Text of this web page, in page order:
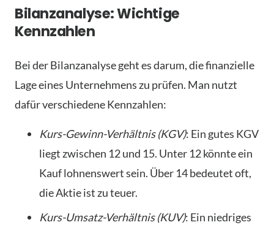
Bilanzanalyse: Wichtige
Kennzahlen
Bei der Bilanzanalyse geht es darum, die finanzielle
Lage eines Unternehmens zu prüfen. Man nutzt
dafür verschiedene Kennzahlen:
Kurs-Gewinn-Verhältnis (KGV): Ein gutes KGV
liegt zwischen 12 und 15. Unter 12 könnte ein
Kauf lohnenswert sein. Über 14 bedeutet oft,
die Aktie ist zu teuer.
Kurs-Umsatz-Verhältnis (KUV): Ein niedriges